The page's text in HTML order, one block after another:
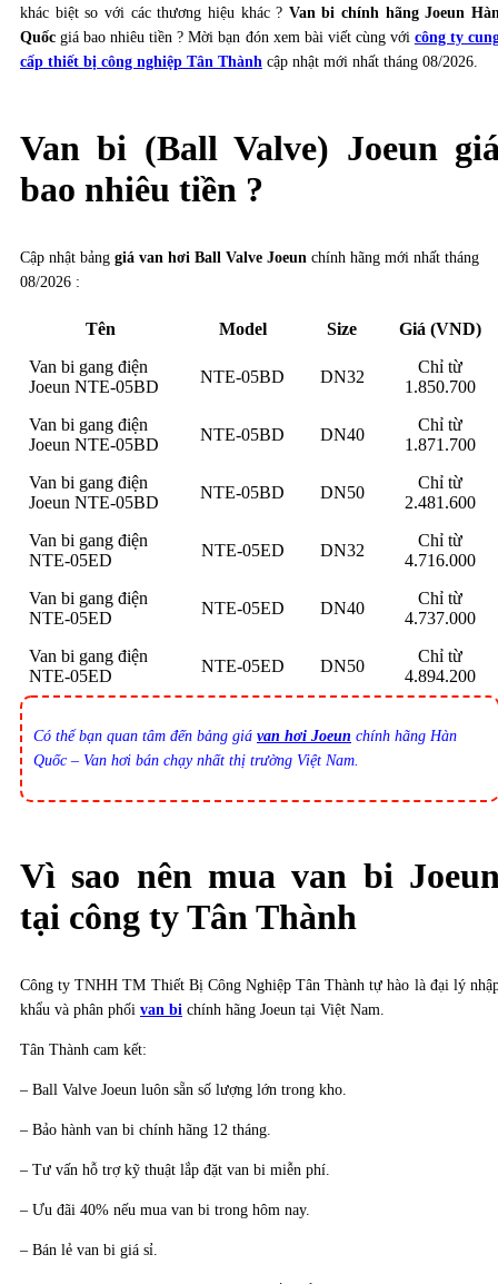
khác biệt so với các thương hiệu khác ? Van bi chính hãng Joeun
Quốc giá bao nhiêu tiền ? Mời bạn đón xem bài viết cùng với công ty
cấp thiết bị công nghiệp Tân Thành cập nhật mới nhất tháng 08/2026.
Van bi (Ball Valve) Joeun
bao nhiêu tiền ?
Cập nhật bảng giá van hơi Ball Valve Joeun chính hãng mới nhất tháng
08/2026 :
Tên Model Size
Giá (VND)
Van bi gang điện
Joeun NTE-05BD
NTE-05BD DN32
Chỉ từ
1.850.700
Van bi gang điện
Joeun NTE-05BD
NTE-05BD DN40
Chỉ từ
1.871.700
Van bi gang điện
Joeun NTE-05BD
NTE-05BD DN50
Chỉ từ
2.481.600
Van bi gang điện
NTE-05ED
NTE-05ED DN32
Chỉ từ
4.716.000
Van bi gang điện
NTE-05ED
NTE-05ED DN40
Chỉ từ
4.737.000
Van bi gang điện
NTE-05ED
NTE-05ED DN50
Chỉ từ
4.894.200
Có thể bạn quan tâm đến bảng giá van hơi Joeun chính hãng Hàn
Quốc – Van hơi bán chạy nhất thị trường Việt Nam.
Vì sao nên muavan bi
tại công ty Tân Thành
Công ty TNHH TM Thiết Bị Công Nghiệp Tân Thành tự hào là đại lý
khẩu và phân phối van bi chính hãng Joeun tại Việt Nam.
Tân Thành cam kết:
– Ball Valve Joeun luôn sẵn số lượng lớn trong kho.
– Bảo hành van bi chính hãng 12 tháng.
– Tư vấn hỗ trợ kỹ thuật lắp đặt van bi miễn phí.
– Ưu đãi 40% nếu mua van bi trong hôm nay.
– Bán lẻ van bi giá sỉ.